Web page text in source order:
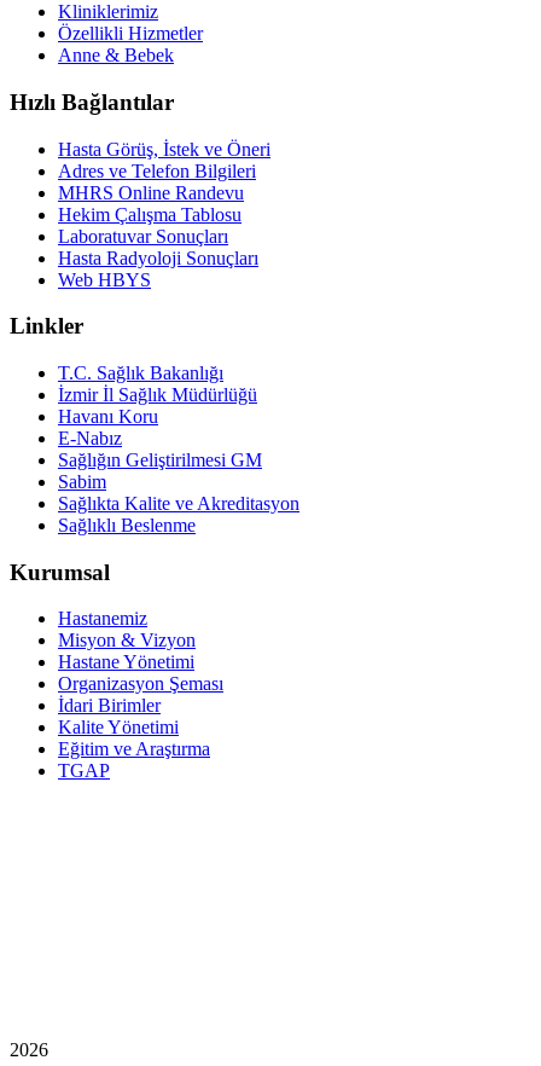
Kliniklerimiz
Özellikli Hizmetler
Anne & Bebek
Hızlı Bağlantılar
Hasta Görüş, İstek ve Öneri
Adres ve Telefon Bilgileri
MHRS Online Randevu
Hekim Çalışma Tablosu
Laboratuvar Sonuçları
Hasta Radyoloji Sonuçları
Web HBYS
Linkler
T.C. Sağlık Bakanlığı
İzmir İl Sağlık Müdürlüğü
Havanı Koru
E-Nabız
Sağlığın Geliştirilmesi GM
Sabim
Sağlıkta Kalite ve Akreditasyon
Sağlıklı Beslenme
Kurumsal
Hastanemiz
Misyon & Vizyon
Hastane Yönetimi
Organizasyon Şeması
İdari Birimler
Kalite Yönetimi
Eğitim ve Araştırma
TGAP
2026